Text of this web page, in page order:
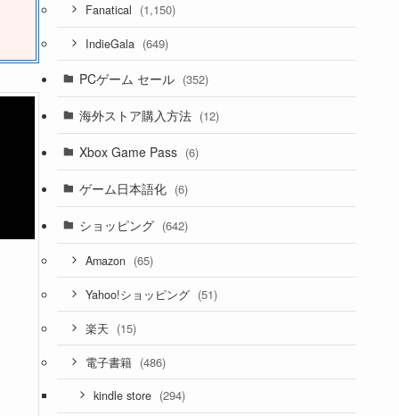
Fanatical (1,150)
IndieGala (649)
PCゲーム セール (352)
海外ストア購入方法 (12)
Xbox Game Pass (6)
ゲーム日本語化 (6)
ショッピング (642)
Amazon (65)
Yahoo!ショッピング (51)
楽天 (15)
電子書籍 (486)
kindle store (294)